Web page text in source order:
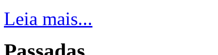
Leia mais...